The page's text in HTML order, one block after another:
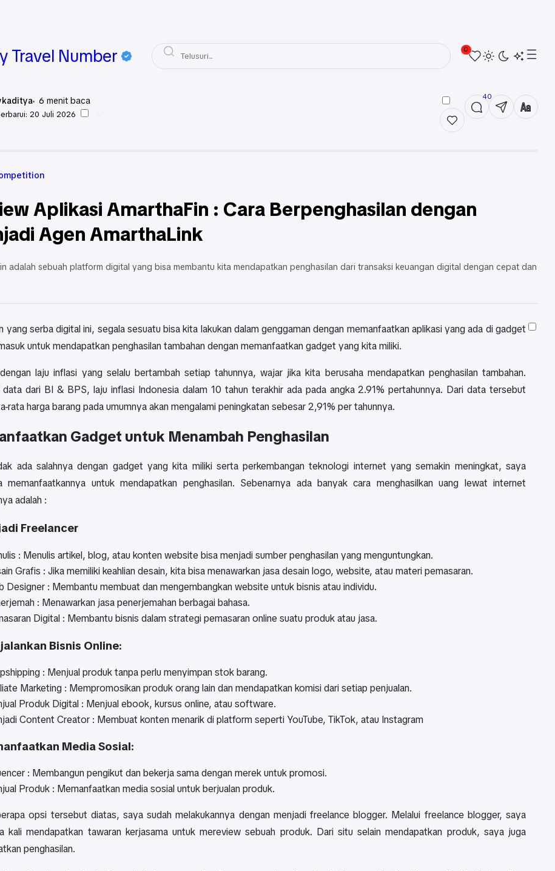
Travel Number 0
6 menit baca
20 Juli 2026
40
Aplikasi AmarthaFin : Cara Berpenghasilan dengan
Agen AmarthaLink
adalah sebuah platform digital yang bisa membantu kita mendapatkan penghasilan dari transaksi keuangan digital dengan cepat dan
yang serba digital ini, segala sesuatu bisa kita lakukan dalam genggaman dengan memanfaatkan aplikasi yang ada di gadget
untuk mendapatkan penghasilan tambahan dengan memanfaatkan gadget yang kita miliki.
laju inflasi yang selalu bertambah setiap tahunnya, wajar jika kita berusaha mendapatkan penghasilan tambahan.
data dari BI & BPS, laju inflasi Indonesia dalam 10 tahun terakhir ada pada angka 2.91% pertahunnya. Dari data tersebut
rata harga barang pada umumnya akan mengalami peningkatan sebesar 2,91% per tahunnya.
Gadget untuk Menambah Penghasilan
ada salahnya dengan gadget yang kita miliki serta perkembangan teknologi internet yang semakin meningkat, saya
memanfaatkannya untuk mendapatkan penghasilan. Sebenarnya ada banyak cara menghasilkan uang lewat internet
adalah :
Freelancer
: Menulis artikel, blog, atau konten website bisa menjadi sumber penghasilan yang menguntungkan.
Grafis : Jika memiliki keahlian desain, kita bisa menawarkan jasa desain logo, website, atau materi pemasaran.
Designer : Membantu membuat dan mengembangkan website untuk bisnis atau individu.
: Menawarkan jasa penerjemahan berbagai bahasa.
Digital : Membantu bisnis dalam strategi pemasaran online suatu produk atau jasa.
Bisnis Online:
: Menjual produk tanpa perlu menyimpan stok barang.
Marketing : Mempromosikan produk orang lain dan mendapatkan komisi dari setiap penjualan.
Produk Digital : Menjual ebook, kursus online, atau software.
Content Creator : Membuat konten menarik di platform seperti YouTube, TikTok, atau Instagram
Media Sosial:
: Membangun pengikut dan bekerja sama dengan merek untuk promosi.
Produk : Memanfaatkan media sosial untuk berjualan produk.
opsi tersebut diatas, saya sudah melakukannya dengan menjadi freelance blogger. Melalui freelance blogger, saya
kali mendapatkan tawaran kerjasama untuk mereview sebuah produk. Dari situ selain mendapatkan produk, saya juga
penghasilan.